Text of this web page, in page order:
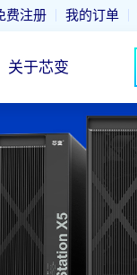
费注册 我的订单
关于芯变